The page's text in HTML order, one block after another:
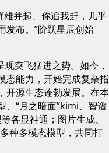
并起、你追我赶，几乎
发布。”阶跃星辰创始
突飞猛进之势。如今，
态能力，开始完成复杂指
开源生态蓬勃发展。在本
、“月之暗面”kimi、智谱
各显神通；图片生成、
种多模态模型，共同打